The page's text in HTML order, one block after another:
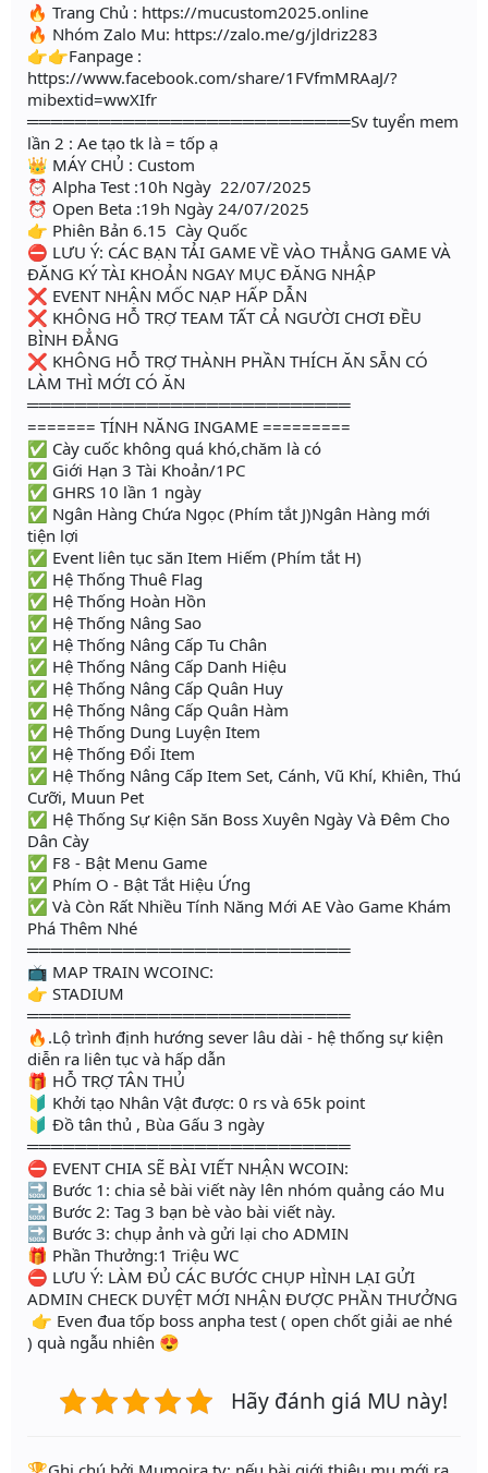
🔥 Trang Chủ : https://mucustom2025.online
🔥 Nhóm Zalo Mu: https://zalo.me/g/jldriz283
👉👉Fanpage :
https://www.facebook.com/share/1FVfmMRAaJ/?
mibextid=wwXIfr
═══════════════════════════Sv tuyển mem
lần 2 : Ae tạo tk là = tốp ạ
👑 MÁY CHỦ : Custom
⏰ Alpha Test :10h Ngày 22/07/2025
⏰ Open Beta :19h Ngày 24/07/2025
👉 Phiên Bản 6.15 Cày Quốc
⛔ LƯU Ý: CÁC BẠN TẢI GAME VỀ VÀO THẲNG GAME VÀ
ĐĂNG KÝ TÀI KHOẢN NGAY MỤC ĐĂNG NHẬP
❌ EVENT NHẬN MỐC NẠP HẤP DẪN
❌ KHÔNG HỖ TRỢ TEAM TẤT CẢ NGƯỜI CHƠI ĐỀU
BÌNH ĐẲNG
❌ KHÔNG HỖ TRỢ THÀNH PHẦN THÍCH ĂN SẴN CÓ
LÀM THÌ MỚI CÓ ĂN
═══════════════════════════
======= TÍNH NĂNG INGAME =========
✅ Cày cuốc không quá khó,chăm là có
✅ Giới Hạn 3 Tài Khoản/1PC
✅ GHRS 10 lần 1 ngày
✅ Ngân Hàng Chứa Ngọc (Phím tắt J)Ngân Hàng mới
tiện lợi
✅ Event liên tục săn Item Hiếm (Phím tắt H)
✅ Hệ Thống Thuê Flag
✅ Hệ Thống Hoàn Hồn
✅ Hệ Thống Nâng Sao
✅ Hệ Thống Nâng Cấp Tu Chân
✅ Hệ Thống Nâng Cấp Danh Hiệu
✅ Hệ Thống Nâng Cấp Quân Huy
✅ Hệ Thống Nâng Cấp Quân Hàm
✅ Hệ Thống Dung Luyện Item
✅ Hệ Thống Đổi Item
✅ Hệ Thống Nâng Cấp Item Set, Cánh, Vũ Khí, Khiên, Thú
Cưỡi, Muun Pet
✅ Hệ Thống Sự Kiện Săn Boss Xuyên Ngày Và Đêm Cho
Dân Cày
✅ F8 - Bật Menu Game
✅ Phím O - Bật Tắt Hiệu Ứng
✅ Và Còn Rất Nhiều Tính Năng Mới AE Vào Game Khám
Phá Thêm Nhé
═══════════════════════════
📺 MAP TRAIN WCOINC:
👉 STADIUM
═══════════════════════════
🔥.Lộ trình định hướng sever lâu dài - hệ thống sự kiện
diễn ra liên tục và hấp dẫn
🎁 HỖ TRỢ TÂN THỦ
🔰 Khởi tạo Nhân Vật được: 0 rs và 65k point
🔰 Đồ tân thủ , Bùa Gấu 3 ngày
═══════════════════════════
⛔️ EVENT CHIA SẼ BÀI VIẾT NHẬN WCOIN:
🔜 Bước 1: chia sẻ bài viết này lên nhóm quảng cáo Mu
🔜 Bước 2: Tag 3 bạn bè vào bài viết này.
🔜 Bước 3: chụp ảnh và gửi lại cho ADMIN
🎁 Phần Thưởng:1 Triệu WC
⛔ LƯU Ý: LÀM ĐỦ CÁC BƯỚC CHỤP HÌNH LẠI GỬI
ADMIN CHECK DUYỆT MỚI NHẬN ĐƯỢC PHẦN THƯỞNG
👉 Even đua tốp boss anpha test ( open chốt giải ae nhé
) quà ngẫu nhiên 😍
Hãy đánh giá MU này!